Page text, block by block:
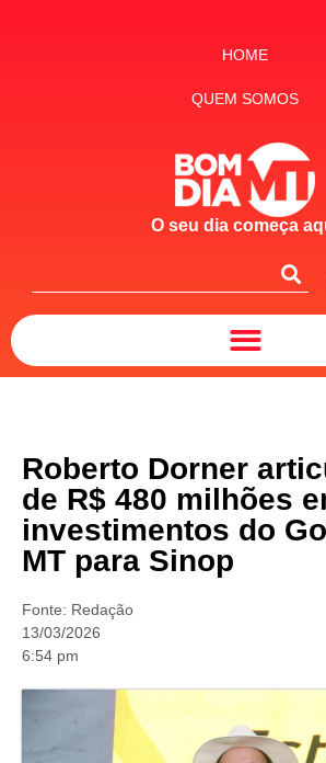
HOME
QUEM SOMOS
O seu dia começa
Roberto Dorner
de R$ 480 milhões
investimentos do
MT para Sinop
Fonte: Redação
13/03/2026
6:54 pm